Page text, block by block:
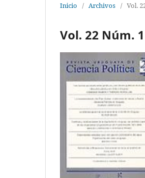
Inicio / Archivos / Vol.
Vol. 22 Núm.